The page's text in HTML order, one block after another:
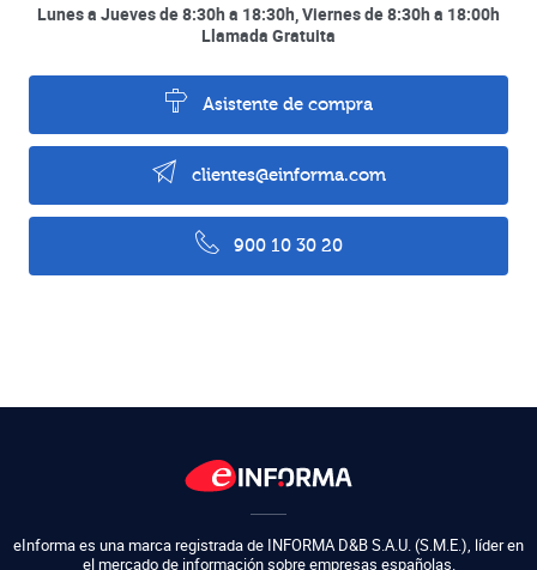
Lunes a Jueves de 8:30h a 18:30h, Viernes de 8:30h a 18:00h
Llamada Gratuita
Asistente de compra
clientes@einforma.com
900 10 30 20
eInforma es una marca registrada de INFORMA D&B S.A.U. (S.M.E.), líder en
el mercado de información sobre empresas españolas.